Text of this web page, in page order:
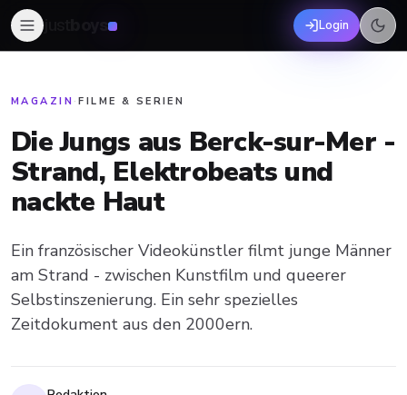
boys Login
MAGAZIN ·FILME & SERIEN
Die Jungs aus Berck-sur-Mer -
Strand, Elektrobeats und
nackte Haut
Ein französischer Videokünstler filmt junge Männer
am Strand - zwischen Kunstfilm und queerer
Selbstinszenierung. Ein sehr spezielles
Zeitdokument aus den 2000ern.